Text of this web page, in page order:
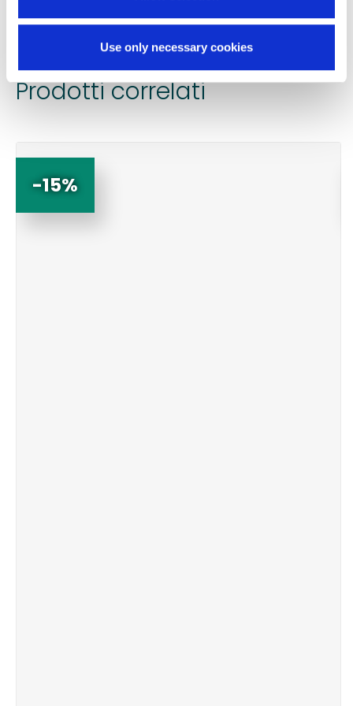
Use only necessary cookies
Chiedi informazioni
Prodotti correlati
-15%